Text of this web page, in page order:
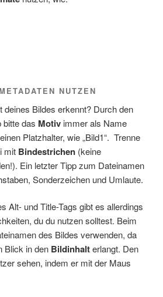
NUTZEN
deines Bildes erkennt? Durch den
bitte das Motiv immer als Name
Platzhalter, wie „Bild1“. Trenne
mit Bindestrichen (keine
Ein letzter Tipp zum Dateinamen
Sonderzeichen und Umlaute.
Alt- und Title-Tags gibt es allerdings
du du nutzen solltest. Beim
des Bildes verwenden, da
Blick in den Bildinhalterlangt. Den
sehen, indem er mit der Maus